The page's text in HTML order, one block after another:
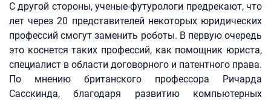
С другой стороны, ученые-футурологи предрекают, что
лет через 20 представителей некоторых юридических
профессий смогут заменить роботы. В первую очередь
это коснется таких профессий, как помощник юриста,
специалист в области договорного и патентного права.
По мнению британского профессора Ричарда
Сасскинда, благодаря развитию компьютерных